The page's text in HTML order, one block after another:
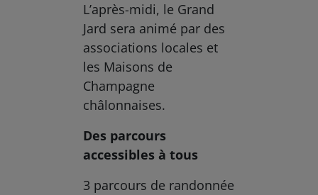
L’après-midi, le Grand
Jard sera animé par des
associations locales et
les Maisons de
Champagne
châlonnaises.
Des parcours
accessibles à tous
3 parcours de randonnée